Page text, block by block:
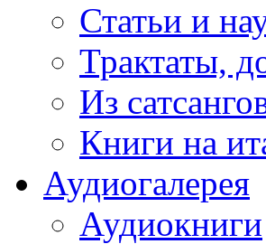
Статьи и
Трактаты,
Из
Книги на
Аудиогалерея
Аудиокниги